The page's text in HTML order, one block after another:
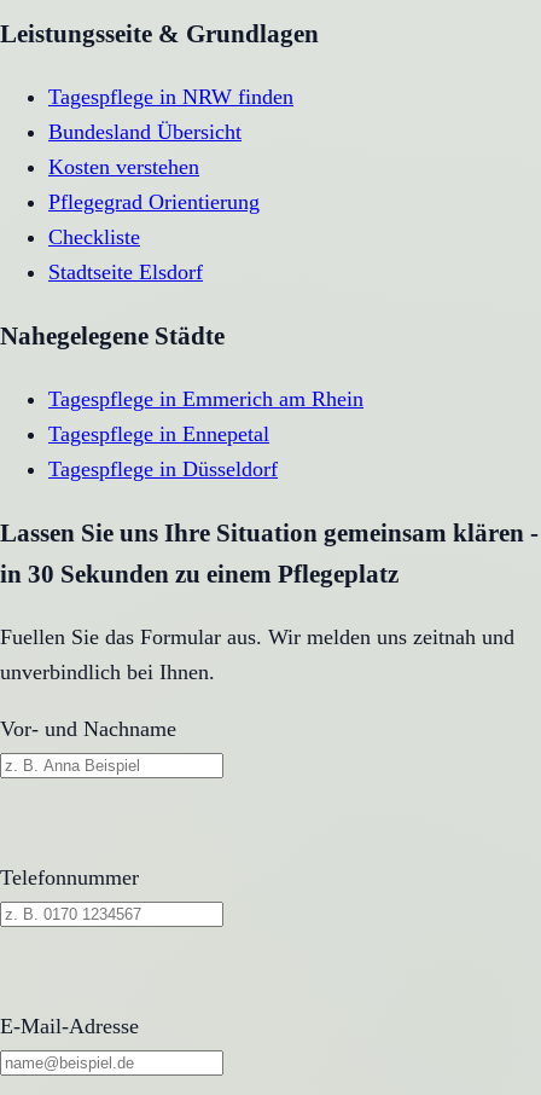
Leistungsseite & Grundlagen
Tagespflege in NRW finden
Bundesland Übersicht
Kosten verstehen
Pflegegrad Orientierung
Checkliste
Stadtseite Elsdorf
Nahegelegene Städte
Tagespflege in Emmerich am Rhein
Tagespflege in Ennepetal
Tagespflege in Düsseldorf
Lassen Sie uns Ihre Situation gemeinsam klären -
in 30 Sekunden zu einem Pflegeplatz
Fuellen Sie das Formular aus. Wir melden uns zeitnah und
unverbindlich bei Ihnen.
Vor- und Nachname
Telefonnummer
E-Mail-Adresse